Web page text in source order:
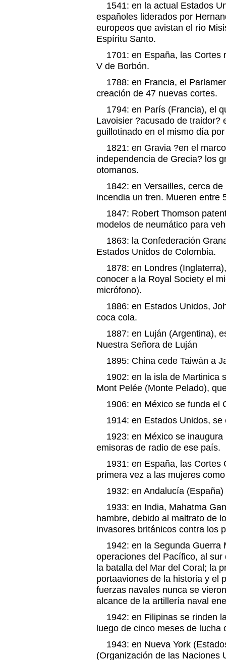
1541: en la actual Estados
españoles liderados por
europeos que avistan el río
Espíritu Santo.
1701: en España, las Cortes
V de Borbón.
1788: en Francia, el
creación de 47 nuevas cortes.
1794: en París (Francia), el
Lavoisier ?acusado de traidor?
guillotinado en el mismo día
1821: en Gravia ?en el
independencia de Grecia? los
otomanos.
1842: en Versailles, cerca de
incendia un tren. Mueren entre
1847: Robert Thomson
modelos de neumático para
1863: la Confederación
Estados Unidos de Colombia.
1878: en Londres
conocer a la Royal Society el
micrófono).
1886: en Estados Unidos,
coca cola.
1887: en Luján (Argentina),
Nuestra Señora de Luján
1895: China cede Taiwán a
1902: en la isla de Martinica
Mont Pelée (Monte Pelado),
1906: en México se funda el
1914: en Estados Unidos, se
1923: en México se inaugura
emisoras de radio de ese país.
1931: en España, las Cortes
primera vez a las mujeres
1932: en Andalucía (España)
1933: en India, Mahatma
hambre, debido al maltrato de
invasores británicos contra los
1942: en la Segunda Guerra
operaciones del Pacífico, al
la batalla del Mar del Coral; la
portaaviones de la historia y el
fuerzas navales nunca se
alcance de la artillería naval
1942: en Filipinas se rinden
luego de cinco meses de lucha
1943: en Nueva York
(Organización de las Naciones